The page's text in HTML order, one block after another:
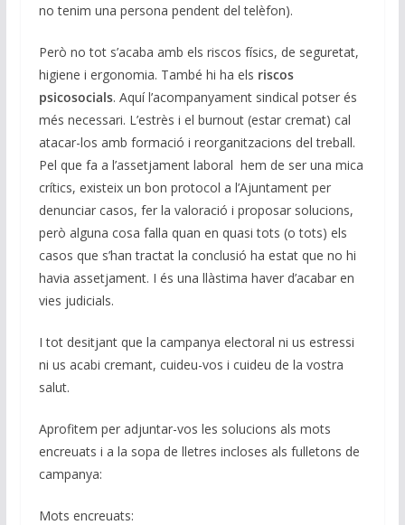
no tenim una persona pendent del telèfon).
Però no tot s’acaba amb els riscos físics, de seguretat,
higiene i ergonomia. També hi ha els riscos
psicosocials. Aquí l’acompanyament sindical potser és
més necessari. L’estrès i el burnout (estar cremat) cal
atacar-los amb formació i reorganitzacions del treball.
Pel que fa a l’assetjament laboral hem de ser una mica
crítics, existeix un bon protocol a l’Ajuntament per
denunciar casos, fer la valoració i proposar solucions,
però alguna cosa falla quan en quasi tots (o tots) els
casos que s’han tractat la conclusió ha estat que no hi
havia assetjament. I és una llàstima haver d’acabar en
vies judicials.
I tot desitjant que la campanya electoral ni us estressi
ni us acabi cremant, cuideu-vos i cuideu de la vostra
salut.
Aprofitem per adjuntar-vos les solucions als mots
encreuats i a la sopa de lletres incloses als fulletons de
campanya:
Mots encreuats: